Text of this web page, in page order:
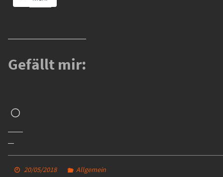
Gefällt mir:
geladen …
20/05/2018 Allgemein